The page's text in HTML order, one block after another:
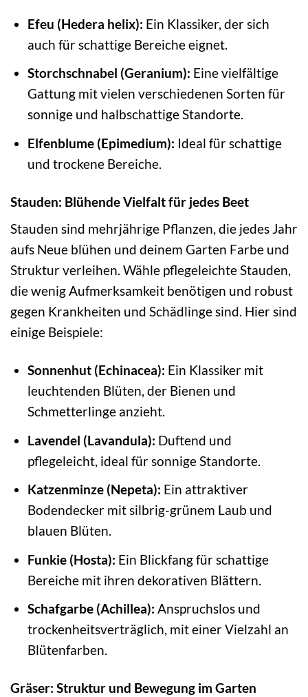
Efeu (Hedera helix): Ein Klassiker, der sich
auch für schattige Bereiche eignet.
Storchschnabel (Geranium): Eine vielfältige
Gattung mit vielen verschiedenen Sorten für
sonnige und halbschattige Standorte.
Elfenblume (Epimedium): Ideal für schattige
und trockene Bereiche.
Stauden: Blühende Vielfalt für jedes Beet
Stauden sind mehrjährige Pflanzen, die jedes Jahr
aufs Neue blühen und deinem Garten Farbe und
Struktur verleihen. Wähle pflegeleichte Stauden,
die wenig Aufmerksamkeit benötigen und robust
gegen Krankheiten und Schädlinge sind. Hier sind
einige Beispiele:
Sonnenhut (Echinacea): Ein Klassiker mit
leuchtenden Blüten, der Bienen und
Schmetterlinge anzieht.
Lavendel (Lavandula): Duftend und
pflegeleicht, ideal für sonnige Standorte.
Katzenminze (Nepeta): Ein attraktiver
Bodendecker mit silbrig-grünem Laub und
blauen Blüten.
Funkie (Hosta): Ein Blickfang für schattige
Bereiche mit ihren dekorativen Blättern.
Schafgarbe (Achillea): Anspruchslos und
trockenheitsverträglich, mit einer Vielzahl an
Blütenfarben.
Gräser: Struktur und Bewegung im Garten